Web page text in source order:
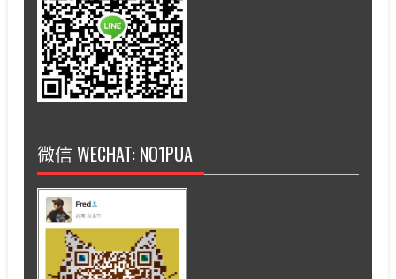
微信 WECHAT: NO1PUA